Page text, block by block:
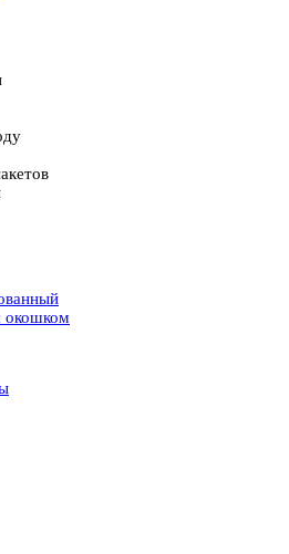
окошком